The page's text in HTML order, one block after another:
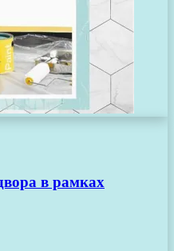
в рамках